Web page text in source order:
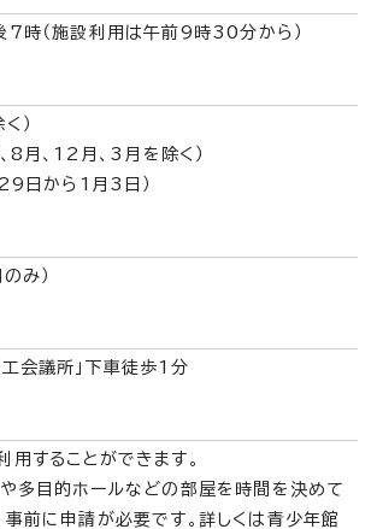
7時（施設利用は午前9時30分から）
）
8月、12月、3月を除く）
日から1月3日）
み）
会議所」下車徒歩1分
用することができます。
や多目的ホールなどの部屋を時間を決めて
事前に申請が必要です。詳しくは青少年館